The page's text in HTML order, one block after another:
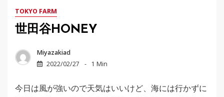
TOKYO FARM
世田谷HONEY
Miyazakiad
2022/02/27
1 Min
今日は風が強いので天気はいいけど、海には行かずに